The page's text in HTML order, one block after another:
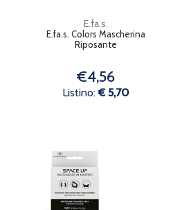
E.fa.s.
E.fa.s. Colors Mascherina
Riposante
€4,56
Listino:€ 5,70